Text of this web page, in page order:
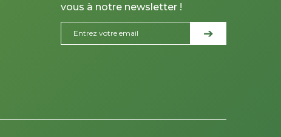
vous à notre newsletter !